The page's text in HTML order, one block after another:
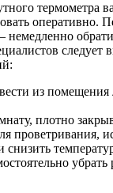
термометра
оперативно.
немедленно
следует
из
плотно
проветривания,
снизить